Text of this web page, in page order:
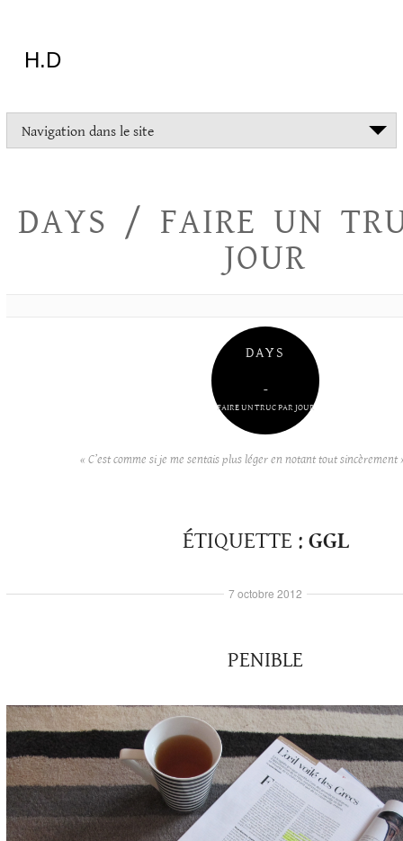
H.D
tout
essayer
Navigation dans le site
DAYS / FAIRE UN
JOUR
DAYS
–
FAIRE UN TRUC PAR JOUR
« C’est comme si je me sentais plus léger en notant tout sincèrement
ÉTIQUETTE : GGL
PENIBLE
7 octobre 2012